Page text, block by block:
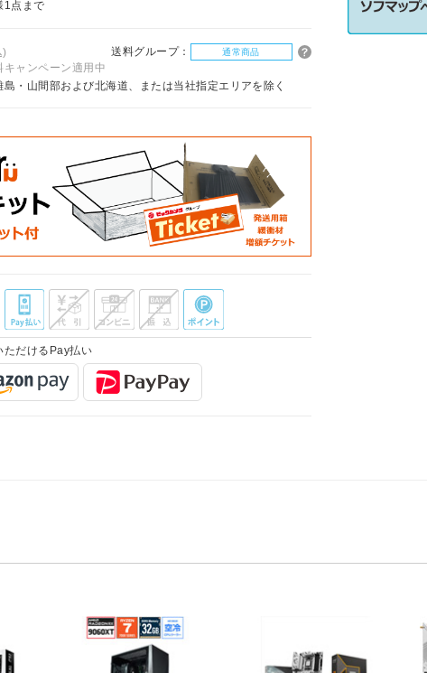
1点まで
) 送料グループ： 通常商品
キャンペーン適用中
・山間部および北海道、または当社指定エリアを除く
ただけるPay払い